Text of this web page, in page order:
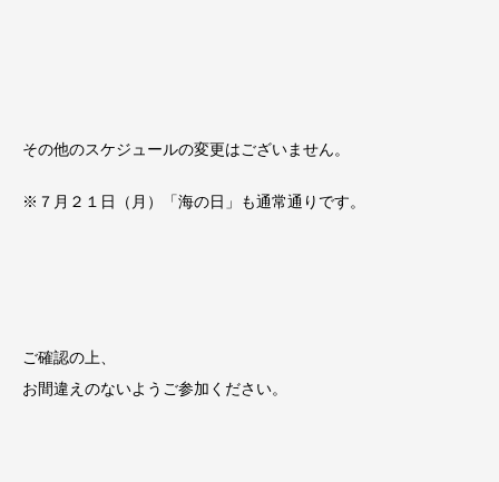
その他のスケジュールの変更はございません。
※７月２１日（月）「海の日」も通常通りです。
ご確認の上、
お間違えのないようご参加ください。